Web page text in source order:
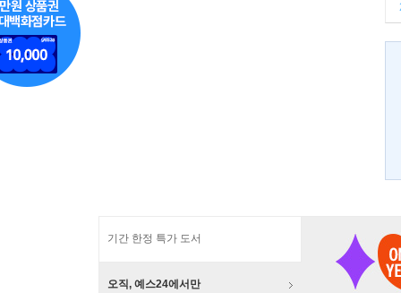
기간 한정 특가 도서
오직, 예스24에서만